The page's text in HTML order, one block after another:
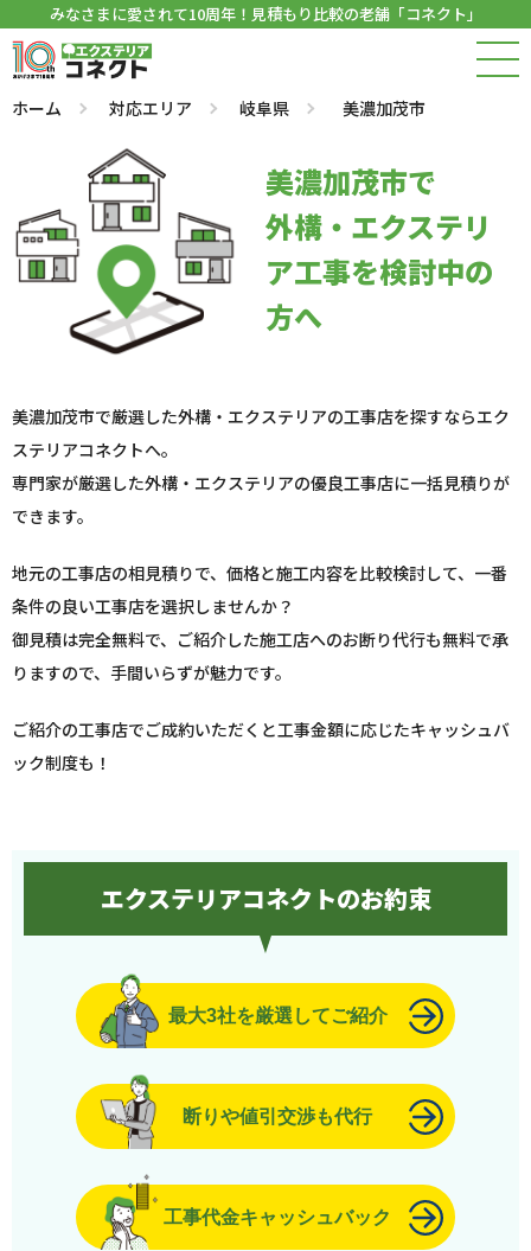
みなさまに愛されて10周年！見積もり比較の老舗「コネクト」
ホーム 対応エリア 岐阜県 美濃加茂市
美濃加茂市で
外構・エクステリ
ア工事を検討中の
方へ
美濃加茂市で厳選した外構・エクステリアの工事店を探すならエク
ステリアコネクトへ。
専門家が厳選した外構・エクステリアの優良工事店に一括見積りが
できます。
地元の工事店の相見積りで、価格と施工内容を比較検討して、一番
条件の良い工事店を選択しませんか？
御見積は完全無料で、ご紹介した施工店へのお断り代行も無料で承
りますので、手間いらずが魅力です。
ご紹介の工事店でご成約いただくと工事金額に応じたキャッシュバ
ック制度も！
エクステリアコネクトのお約束
最大3社を厳選してご紹介
断りや値引交渉も代行
工事代金キャッシュバック